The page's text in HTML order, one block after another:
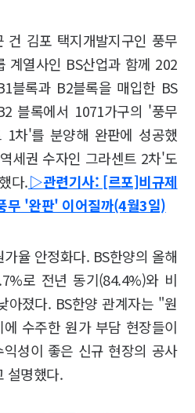
건 김포 택지개발지구인 풍무
계열사인 BS산업과 함께 202
블록과 B2블록을 매입한 BS
블록에서 1071가구의 '풍무
1차'를 분양해 완판에 성공했
세권 수자인 그라센트 2차'도
다.▷관련기사: [르포]비규제
무 '완판' 이어질까(4월3일)
율 안정화다. BS한양의 올해
로 전년 동기(84.4%)와 비
아졌다. BS한양 관계자는 "원
수주한 원가 부담 현장들이
성이 좋은 신규 현장의 공사
설명했다.